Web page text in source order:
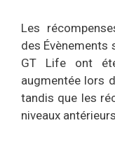
Les
des Évènements
GT Life ont
augmentée lors
tandis que les
niveaux